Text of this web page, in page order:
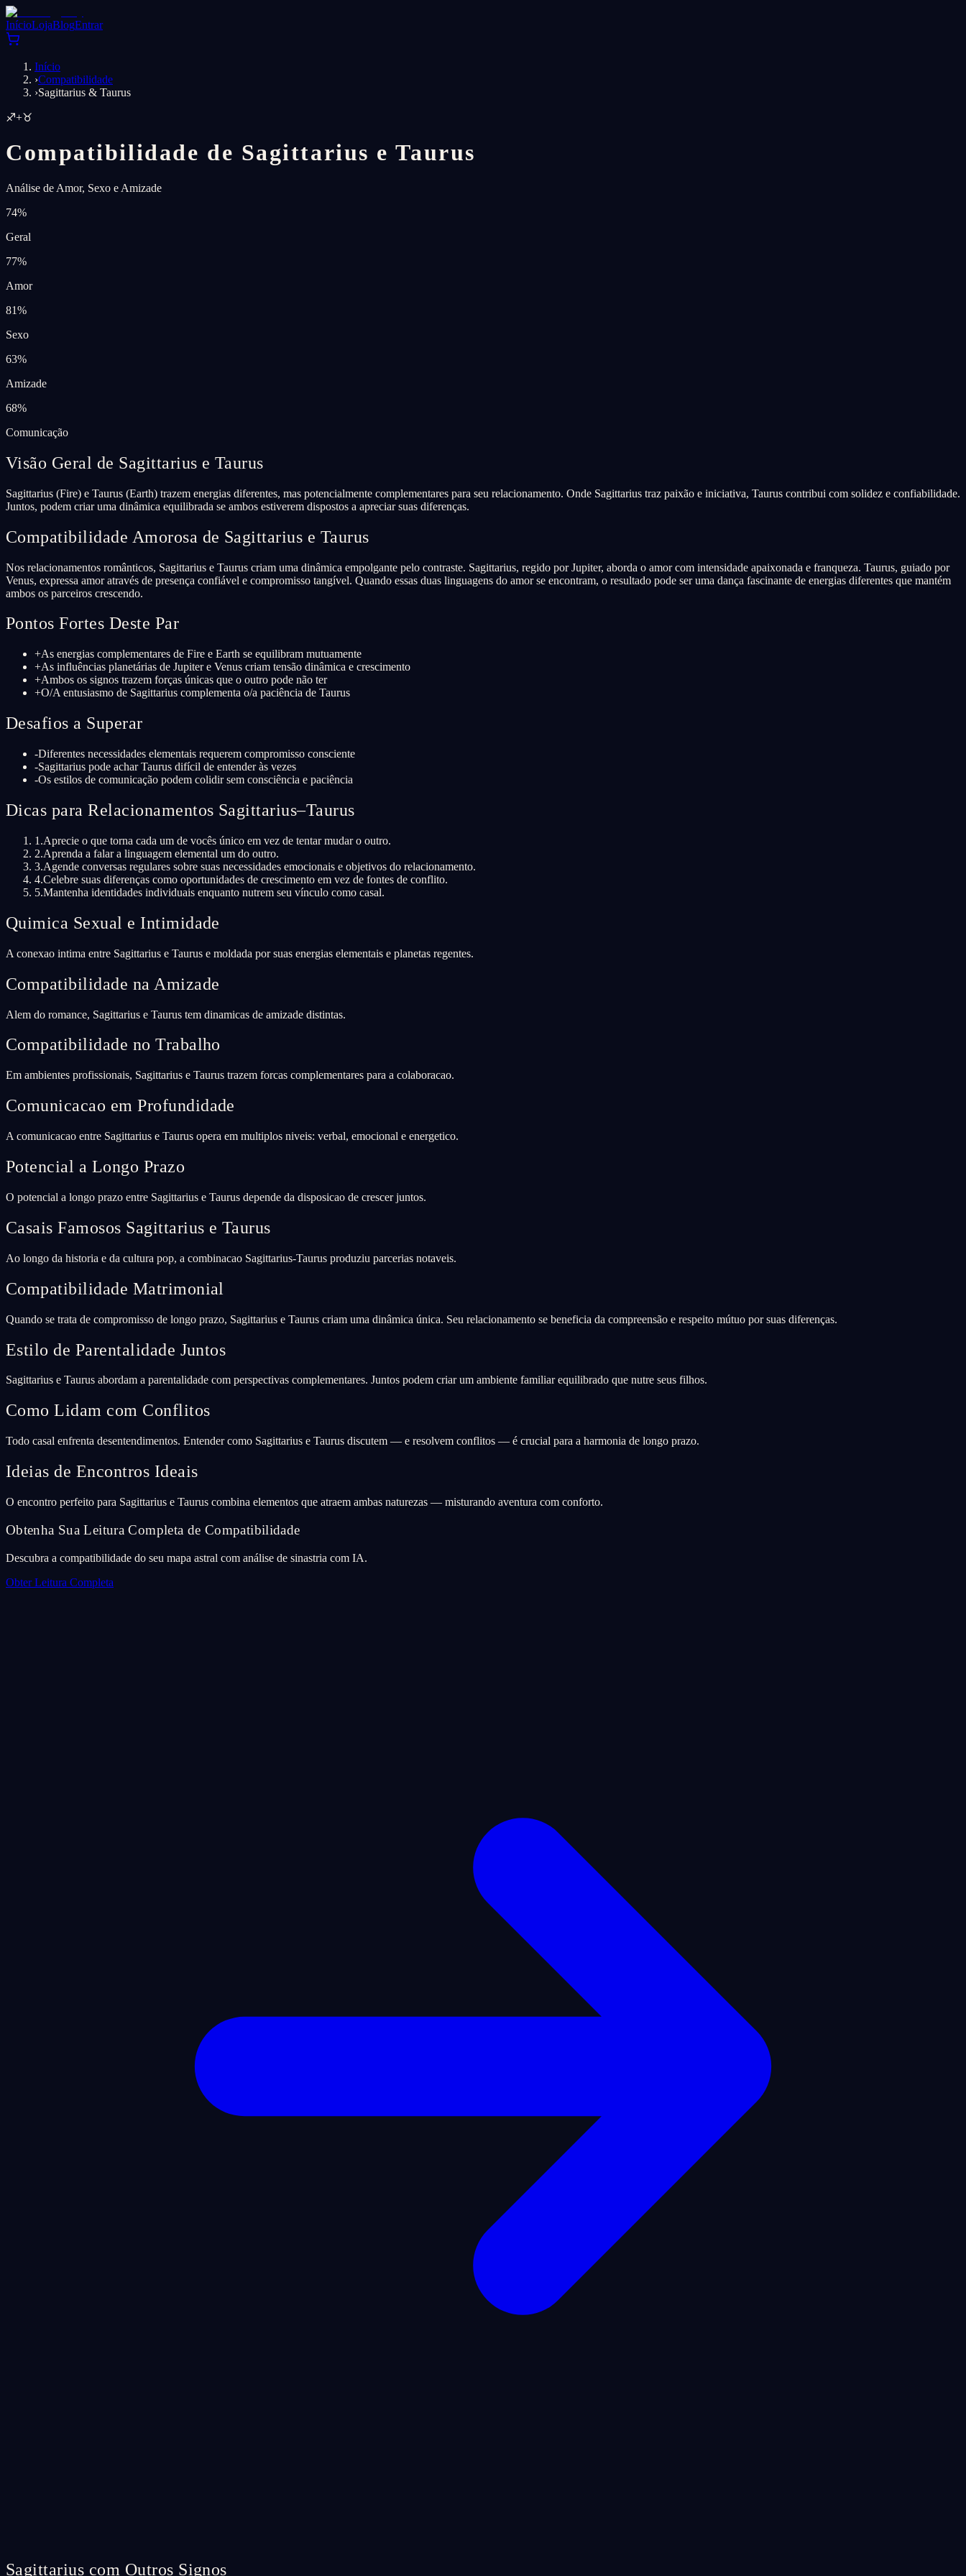
InícioLojaBlogEntrar
Início
›Compatibilidade
›Sagittarius & Taurus
♐+♉
Compatibilidade de Sagittarius e Taurus
Análise de Amor, Sexo e Amizade
74%
Geral
77%
Amor
81%
Sexo
63%
Amizade
68%
Comunicação
Visão Geral de Sagittarius e Taurus
Sagittarius (Fire) e Taurus (Earth) trazem energias diferentes, mas potencialmente complementares para seu relacionamento. Onde Sagittarius traz paixão e iniciativa, Taurus contribui com solidez e confiabilidade.
Juntos, podem criar uma dinâmica equilibrada se ambos estiverem dispostos a apreciar suas diferenças.
Compatibilidade Amorosa de Sagittarius e Taurus
Nos relacionamentos românticos, Sagittarius e Taurus criam uma dinâmica empolgante pelo contraste. Sagittarius, regido por Jupiter, aborda o amor com intensidade apaixonada e franqueza. Taurus, guiado por
Venus, expressa amor através de presença confiável e compromisso tangível. Quando essas duas linguagens do amor se encontram, o resultado pode ser uma dança fascinante de energias diferentes que mantém
ambos os parceiros crescendo.
Pontos Fortes Deste Par
+As energias complementares de Fire e Earth se equilibram mutuamente
+As influências planetárias de Jupiter e Venus criam tensão dinâmica e crescimento
+Ambos os signos trazem forças únicas que o outro pode não ter
+O/A entusiasmo de Sagittarius complementa o/a paciência de Taurus
Desafios a Superar
-Diferentes necessidades elementais requerem compromisso consciente
-Sagittarius pode achar Taurus difícil de entender às vezes
-Os estilos de comunicação podem colidir sem consciência e paciência
Dicas para Relacionamentos Sagittarius–Taurus
1 .Aprecie o que torna cada um de vocês único em vez de tentar mudar o outro.
2.Aprenda a falar a linguagem elemental um do outro.
3.Agende conversas regulares sobre suas necessidades emocionais e objetivos do relacionamento.
4.Celebre suas diferenças como oportunidades de crescimento em vez de fontes de conflito.
5.Mantenha identidades individuais enquanto nutrem seu vínculo como casal.
Quimica Sexual e Intimidade
A conexao intima entre Sagittarius e Taurus e moldada por suas energias elementais e planetas regentes.
Compatibilidade na Amizade
Alem do romance, Sagittarius e Taurus tem dinamicas de amizade distintas.
Compatibilidade no Trabalho
Em ambientes profissionais, Sagittarius e Taurus trazem forcas complementares para a colaboracao.
Comunicacao em Profundidade
A comunicacao entre Sagittarius e Taurus opera em multiplos niveis: verbal, emocional e energetico.
Potencial a Longo Prazo
O potencial a longo prazo entre Sagittarius e Taurus depende da disposicao de crescer juntos.
Casais Famosos Sagittarius e Taurus
Ao longo da historia e da cultura pop, a combinacao Sagittarius-Taurus produziu parcerias notaveis.
Compatibilidade Matrimonial
Quando se trata de compromisso de longo prazo, Sagittarius e Taurus criam uma dinâmica única. Seu relacionamento se beneficia da compreensão e respeito mútuo por suas diferenças.
Estilo de Parentalidade Juntos
Sagittarius e Taurus abordam a parentalidade com perspectivas complementares. Juntos podem criar um ambiente familiar equilibrado que nutre seus filhos.
Como Lidam com Conflitos
Todo casal enfrenta desentendimentos. Entender como Sagittarius e Taurus discutem — e resolvem conflitos — é crucial para a harmonia de longo prazo.
Ideias de Encontros Ideais
O encontro perfeito para Sagittarius e Taurus combina elementos que atraem ambas naturezas — misturando aventura com conforto.
Obtenha Sua Leitura Completa de Compatibilidade
Descubra a compatibilidade do seu mapa astral com análise de sinastria com IA.
Obter Leitura Completa
Sagittarius com Outros Signos